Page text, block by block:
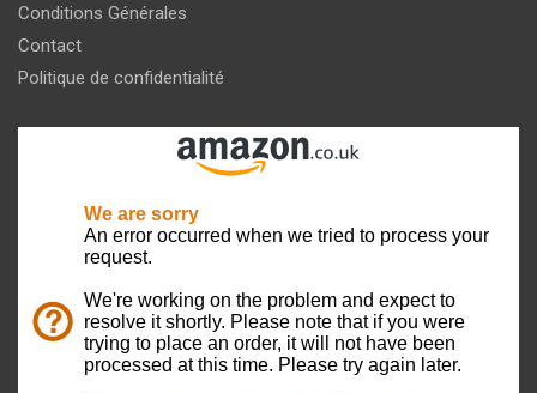
Conditions Générales
Contact
Politique de confidentialité